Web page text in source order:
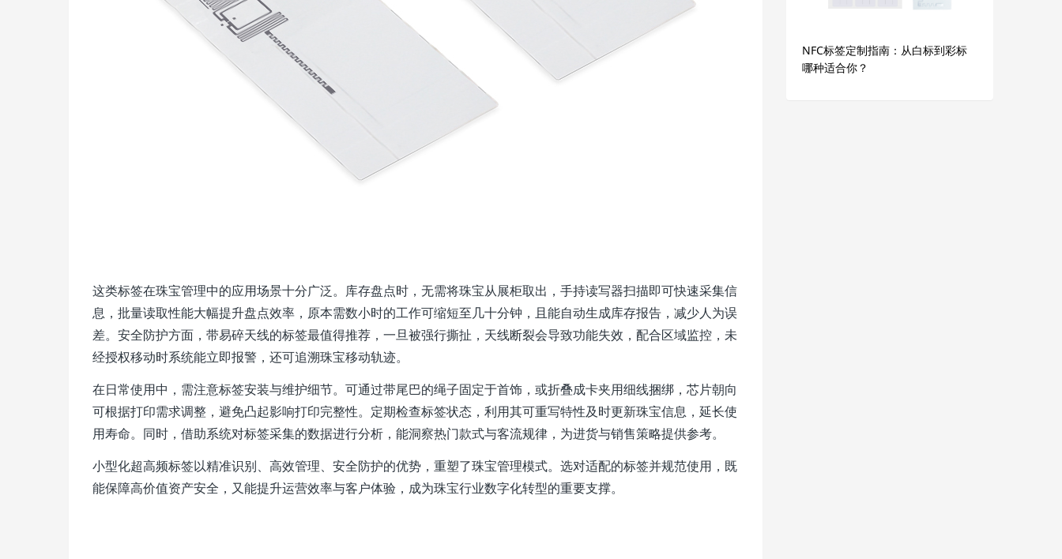
这类标签在珠宝管理中的应用场景十分广泛。库存盘点时，无需将珠宝从展柜取出，手持读写器扫描即可快速采集信
息，批量读取性能大幅提升盘点效率，原本需数小时的工作可缩短至几十分钟，且能自动生成库存报告，减少人为误
差。安全防护方面，带易碎天线的标签最值得推荐，一旦被强行撕扯，天线断裂会导致功能失效，配合区域监控，未
经授权移动时系统能立即报警，还可追溯珠宝移动轨迹。
在日常使用中，需注意标签安装与维护细节。可通过带尾巴的绳子固定于首饰，或折叠成卡夹用细线捆绑，芯片朝向
可根据打印需求调整，避免凸起影响打印完整性。定期检查标签状态，利用其可重写特性及时更新珠宝信息，延长使
用寿命。同时，借助系统对标签采集的数据进行分析，能洞察热门款式与客流规律，为进货与销售策略提供参考。
小型化超高频标签以精准识别、高效管理、安全防护的优势，重塑了珠宝管理模式。选对适配的标签并规范使用，既
能保障高价值资产安全，又能提升运营效率与客户体验，成为珠宝行业数字化转型的重要支撑。
NFC标签定制指南：从白标到彩标
哪种适合你？